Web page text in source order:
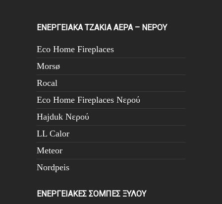
ΕΝΕΡΓΕΙΑΚΑ ΤΖΑΚΙΑ ΑΕΡΑ – ΝΕΡΟΥ
Eco Home Fireplaces
Morsø
Rocal
Eco Home Fireplaces Νερού
Hajduk Νερού
LL Calor
Meteor
Nordpeis
ΕΝΕΡΓΕΙΑΚΕΣ ΣΟΜΠΕΣ ΞΥΛΟΥ